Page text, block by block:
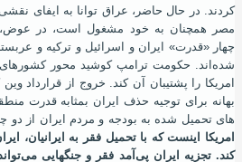
کردند. در حال حاضر، عراق توانا به ایفای
مصر همچنان به خود مشغول است، در عوض،
چهار «قدرت» ایران و اسرائیل و ترکیه و
شده‌اند. حکومت ترامپ کوشید محور کشورهای
امریکا را پشتیبان آن کند. خروج از قرارداد وین
بهانه برای توجیه حذف ایران بمثابه قدرت
های تحمیل شده به بودجه و مردم ایران از دو
امریکا اینست که با تحمیل فقر به ایرانیان،
کند. تجزیه ایران پی‌آمد فقر و جنگهایی